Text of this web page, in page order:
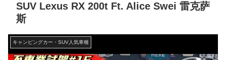
SUV Lexus RX 200t Ft. Alice Swei 雷克萨
斯
キャンピングカー・SUV人気車種